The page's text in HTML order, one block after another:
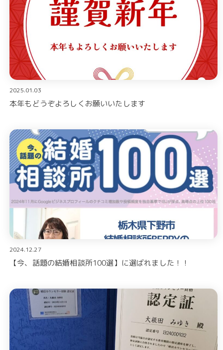
2025.01.03
本年もどうぞよろしくお願いいたします
2024.12.27
【今、話題の結婚相談所100選】に選ばれました！！